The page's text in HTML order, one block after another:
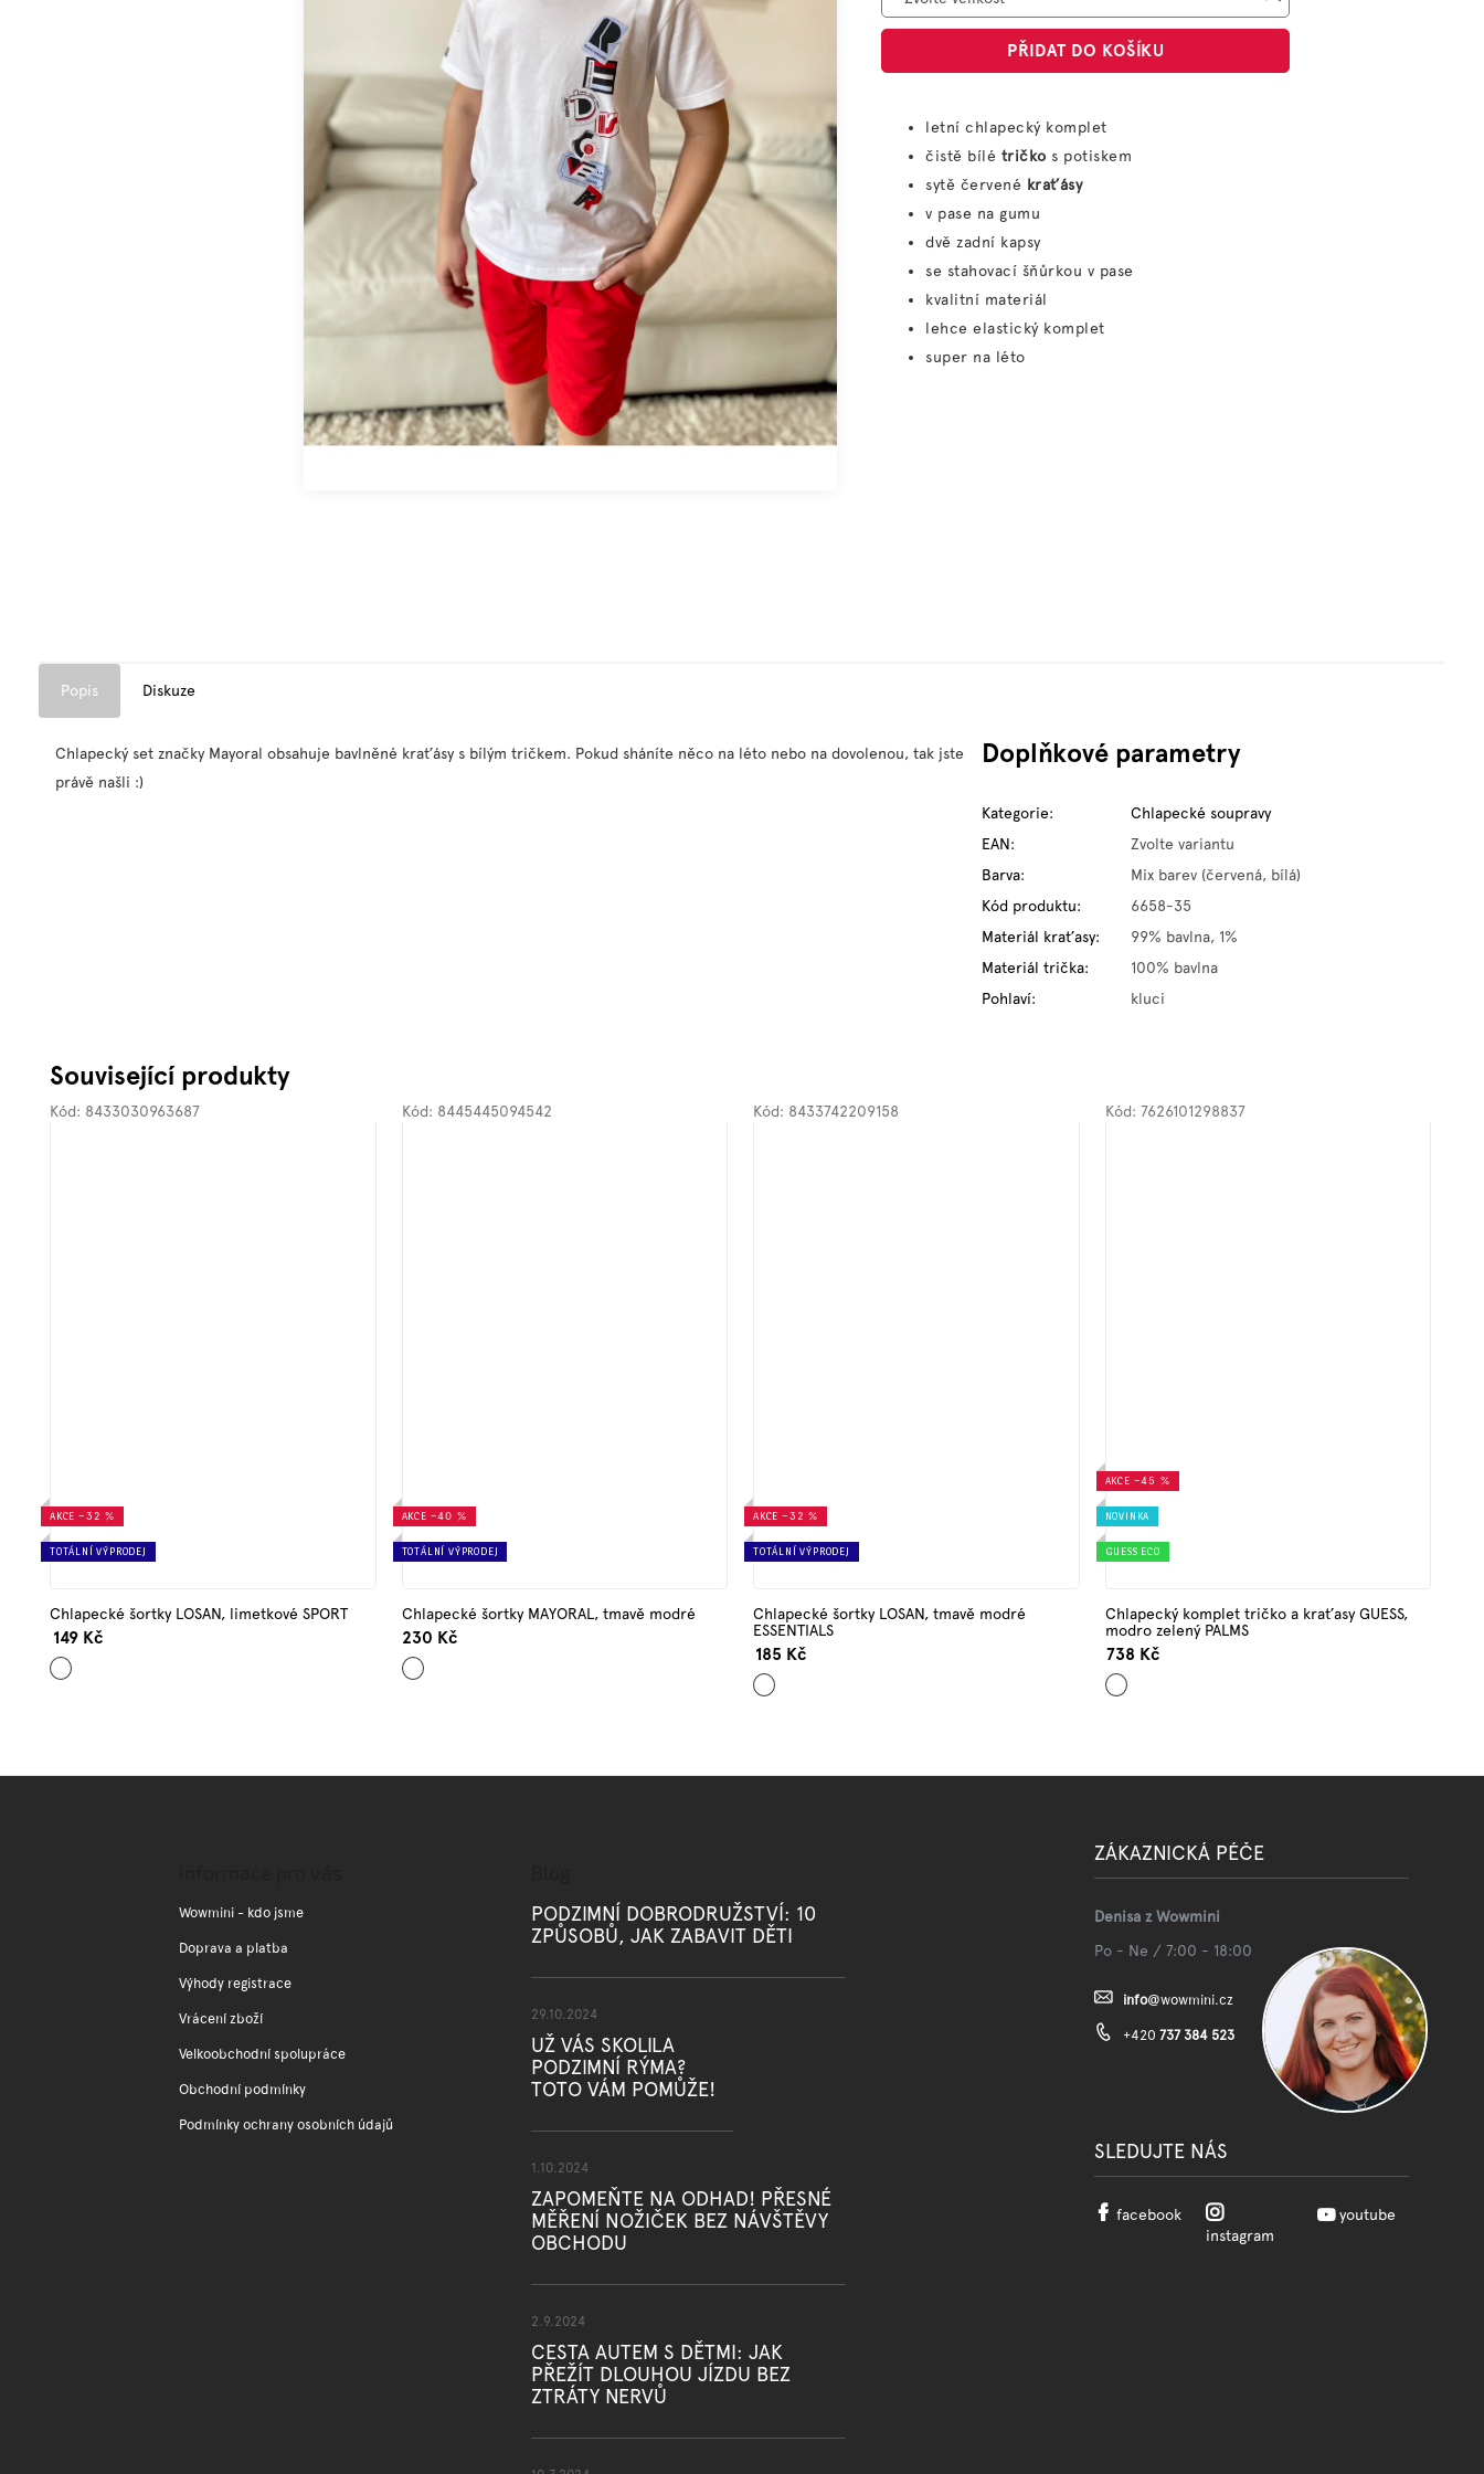
PŘIDAT DO KOŠÍKU
letní chlapecký komplet
čistě bílé tričko s potiskem
sytě červené kraťásy
v pase na gumu
dvě zadní kapsy
se stahovací šňůrkou v pase
kvalitní materiál
lehce elastický komplet
super na léto
Popis Diskuze
Chlapecký set značky Mayoral obsahuje bavlněné kraťásy s bílým tričkem. Pokud sháníte něco na léto nebo na dovolenou, tak jste
právě našli :)
Doplňkové parametry
Kategorie:
Chlapecké soupravy
EAN:
Zvolte variantu
Barva:
Mix barev (červená, bílá)
Kód produktu:
6658-35
Materiál kraťasy:
99% bavlna, 1%
Materiál trička:
100% bavlna
Pohlaví: kluci
Související produkty
AKCE –32 %
TOTÁLNÍ VÝPRODEJ
Chlapecké šortky LOSAN, limetkové SPORT
149 Kč
Zelená
Kód: 8433030963687
AKCE –40 %
TOTÁLNÍ VÝPRODEJ
Chlapecké šortky MAYORAL, tmavě modré
230 Kč
Tmavě
modrá
Kód: 8445445094542
AKCE –32 %
TOTÁLNÍ VÝPRODEJ
Chlapecké šortky LOSAN, tmavě modré
ESSENTIALS
185 Kč
Tmavě
modrá
Kód: 8433742209158
AKCE –45 %
NOVINKA
GUESS ECO
Chlapecký komplet tričko a kraťasy GUESS,
modro zelený PALMS
738 Kč
Mix
barev
Kód: 7626101298837
Wowmini - kdo jsme
Doprava a platba
Výhody registrace
Vrácení zboží
Velkoobchodní spolupráce
Obchodní podmínky
Podmínky ochrany osobních údajů
PODZIMNÍ DOBRODRUŽSTVÍ: 10
ZPŮSOBŮ, JAK ZABAVIT DĚTI
29.10.2024
UŽ VÁS SKOLILA
PODZIMNÍ RÝMA?
TOTO VÁM POMŮŽE!
1.10.2024
ZAPOMEŇTE NA ODHAD! PŘESNÉ
MĚŘENÍ NOŽIČEK BEZ NÁVŠTĚVY
OBCHODU
2.9.2024
CESTA AUTEM S DĚTMI: JAK
PŘEŽÍT DLOUHOU JÍZDU BEZ
ZTRÁTY NERVŮ
ZÁKAZNICKÁ PÉČE
Denisa z Wowmini
Po - Ne / 7:00 - 18:00
info@wowmini.cz
+420 737 384 523
SLEDUJTE NÁS
facebook
instagram
youtube